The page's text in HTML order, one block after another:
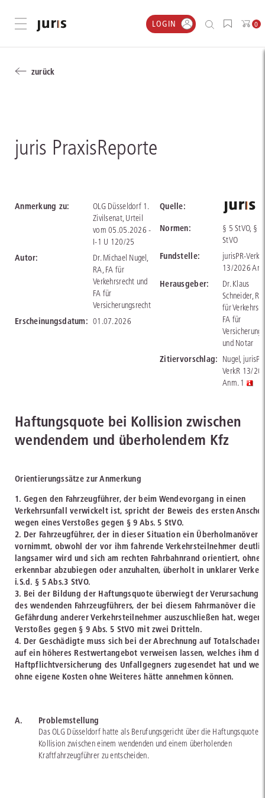
Menü öffnen LOGIN 0
zurück
juris PraxisReporte
Anmerkung zu:
OLG Düsseldorf 1.
Zivilsenat, Urteil
vom 05.05.2026 -
I-1 U 120/25
Autor:
Dr. Michael Nugel,
RA, FA für
Verkehrsrecht und
FA für
Versicherungsrecht
Erscheinungsdatum: 01.07.2026
Quelle:
Normen:
§ 5 StVO, § 9
StVO
Fundstelle:
jurisPR-VerkR
13/2026
Herausgeber:
Dr. Klaus
Schneider,
für
FA für
und Notar
Zitiervorschlag: Nugel,
VerkR 13/
Anm. 1
Haftungsquote bei Kollision zwischen
wendendem und überholendem Kfz
Orientierungssätze zur Anmerkung
1. Gegen den Fahrzeugführer, der beim Wendevorgang in einen
Verkehrsunfall verwickelt ist, spricht der Beweis des ersten
wegen eines Verstoßes gegen § 9 Abs. 5 StVO.
2. Der Fahrzeugführer, der in dieser Situation ein Überholmanöver
vornimmt, obwohl der vor ihm fahrende Verkehrsteilnehmer
langsamer wird und sich am rechten Fahrbahnrand orientiert, ohne
erkennbar abzubiegen oder anzuhalten, überholt in unklarer
i.S.d. § 5 Abs.3 StVO.
3. Bei der Bildung der Haftungsquote überwiegt der
des wendenden Fahrzeugführers, der bei diesem Fahrmanöver die
Gefährdung anderer Verkehrsteilnehmer auszuschließen hat, wegen
Verstoßes gegen § 9 Abs. 5 StVO mit zwei Dritteln.
4. Der Geschädigte muss sich bei der Abrechnung auf
auf ein höheres Restwertangebot verweisen lassen, welches ihm
Haftpflichtversicherung des Unfallgegners zugesendet hat und
ohne eigene Kosten ohne Weiteres hätte annehmen können.
A. Problemstellung
Das OLG Düsseldorf hatte als Berufungsgericht über die Haftungsquote
Kollision zwischen einem wendenden und einem überholenden
Kraftfahrzeugführer zu entscheiden.